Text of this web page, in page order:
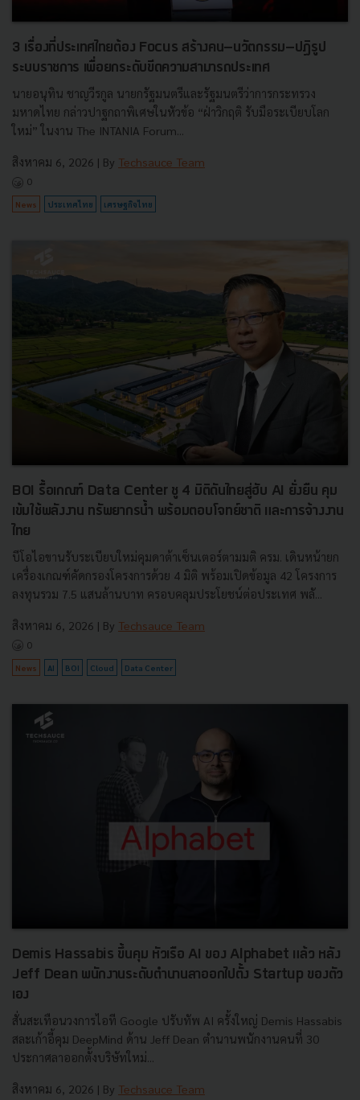
3 เรื่องที่ประเทศไทยต้อง Focus สร้างคน–นวัตกรรม–ปฏิรูป
ระบบราชการ เพื่อยกระดับขีดความสามารถประเทศ
นายอนุทิน ชาญวีรกูล นายกรัฐมนตรีและรัฐมนตรีว่าการกระทรวง
มหาดไทย กล่าวปาฐกถาพิเศษในหัวข้อ “ฝ่าวิกฤติ รับมือระเบียบโลก
ใหม่” ในงาน The INTANIA Forum...
สิงหาคม 6, 2026 | By Techsauce Team
0
News ประเทศไทย เศรษฐกิจไทย
BOI รื้อเกณฑ์ Data Center ชู 4 มิติดันไทยสู่ฮับ AI ยั่งยืน คุม
เข้มใช้พลังงาน ทรัพยากรน้ำ พร้อมตอบโจทย์ชาติ และการจ้างงาน
ไทย
บีโอไอขานรับระเบียบใหม่คุมดาต้าเซ็นเตอร์ตามมติ ครม. เดินหน้ายก
เครื่องเกณฑ์คัดกรองโครงการด้วย 4 มิติ พร้อมเปิดข้อมูล 42 โครงการ
ลงทุนรวม 7.5 แสนล้านบาท ครอบคลุมประโยชน์ต่อประเทศ พลั...
สิงหาคม 6, 2026 | By Techsauce Team
0
News AI BOI Cloud Data Center
Demis Hassabis ขึ้นคุม หัวเรือ AI ของ Alphabet แล้ว หลัง
Jeff Dean พนักงานระดับตำนานลาออกไปตั้ง Startup ของตัว
เอง
สั่นสะเทือนวงการไอที Google ปรับทัพ AI ครั้งใหญ่ Demis Hassabis
สละเก้าอี้คุม DeepMind ด้าน Jeff Dean ตำนานพนักงานคนที่ 30
ประกาศลาออกตั้งบริษัทใหม่...
สิงหาคม 6, 2026 | By Techsauce Team